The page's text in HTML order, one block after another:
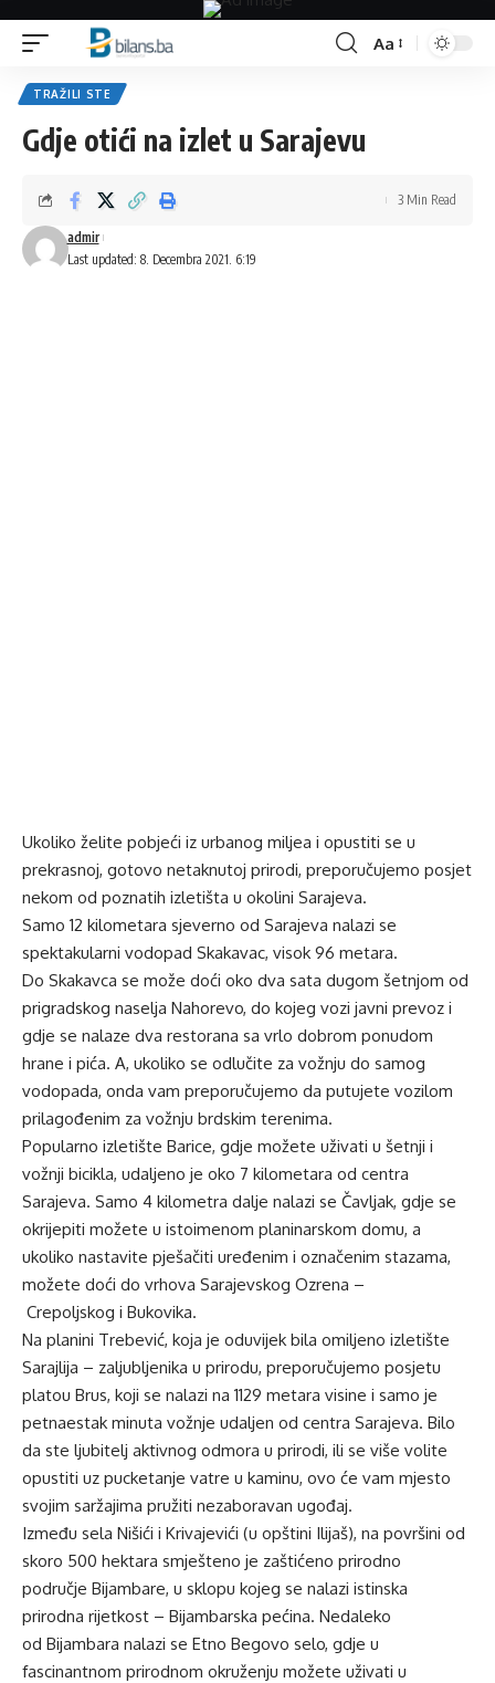
Font
Aa
TRAŽILI STE
Gdje otići na izlet u Sarajevu
Last updated: 8. Decembra 2021. 6:19
admir
3 Min Read
Ukoliko želite pobjeći iz urbanog miljea i opustiti se u
prekrasnoj, gotovo netaknutoj prirodi, preporučujemo posjet
nekom od poznatih izletišta u okolini Sarajeva.
Samo 12 kilometara sjeverno od Sarajeva nalazi se
spektakularni vodopad Skakavac, visok 96 metara.
Do Skakavca se može doći oko dva sata dugom šetnjom od
prigradskog naselja Nahorevo, do kojeg vozi javni prevoz i
gdje se nalaze dva restorana sa vrlo dobrom ponudom
hrane i pića. A, ukoliko se odlučite za vožnju do samog
vodopada, onda vam preporučujemo da putujete vozilom
prilagođenim za vožnju brdskim terenima.
Popularno izletište Barice, gdje možete uživati u šetnji i
vožnji bicikla, udaljeno je oko 7 kilometara od centra
Sarajeva. Samo 4 kilometra dalje nalazi se Čavljak, gdje se
okrijepiti možete u istoimenom planinarskom domu, a
ukoliko nastavite pješačiti uređenim i označenim stazama,
možete doći do vrhova Sarajevskog Ozrena –
Crepoljskog i Bukovika.
Na planini Trebević, koja je oduvijek bila omiljeno izletište
Sarajlija – zaljubljenika u prirodu, preporučujemo posjetu
platou Brus, koji se nalazi na 1129 metara visine i samo je
petnaestak minuta vožnje udaljen od centra Sarajeva. Bilo
da ste ljubitelj aktivnog odmora u prirodi, ili se više volite
opustiti uz pucketanje vatre u kaminu, ovo će vam mjesto
svojim saržajima pružiti nezaboravan ugođaj.
Između sela Nišići i Krivajevići (u opštini Ilijaš), na površini od
skoro 500 hektara smješteno je zaštićeno prirodno
područje Bijambare, u sklopu kojeg se nalazi istinska
prirodna rijetkost – Bijambarska pećina. Nedaleko
od Bijambara nalazi se Etno Begovo selo, gdje u
fascinantnom prirodnom okruženju možete uživati u